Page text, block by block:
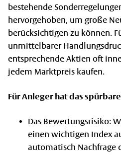
bestehende
hervorgehoben, um große
berücksichtigen zu können.
unmittelbarer
entsprechende Aktien oft
jedem Marktpreis kaufen.
Für Anleger hat das
Das Bewertungsrisiko:
einen wichtigen Index
automatisch Nachfrage